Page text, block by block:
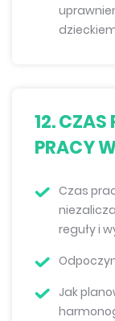
12. CZAS
PRACY
Czas
reguły i
Jak